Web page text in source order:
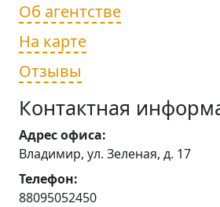
Об агентстве
На карте
Отзывы
Контактная
Адрес офиса:
Владимир, ул. Зеленая, д. 17
Телефон:
88095052450